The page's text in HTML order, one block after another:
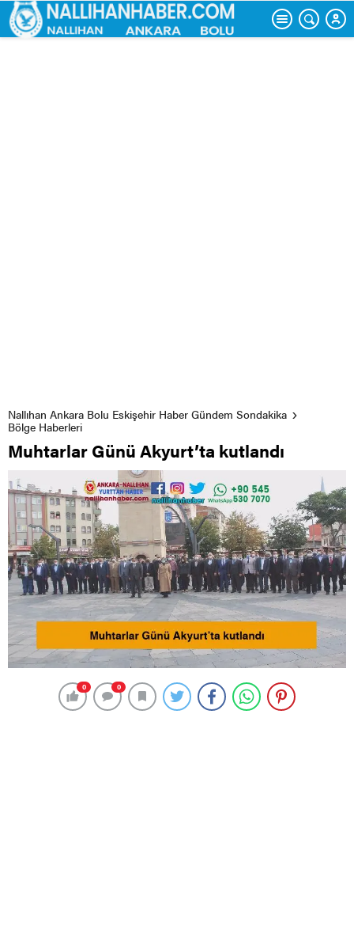
Nallıhan Ankara Bolu Eskişehir Haber Gündem Sondakika
Bölge Haberleri
Muhtarlar Günü Akyurt’ta kutlandı
0 0